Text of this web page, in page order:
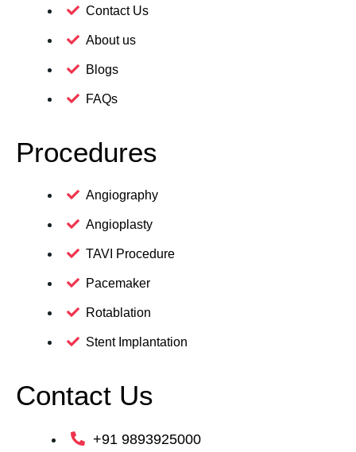
Contact Us
About us
Blogs
FAQs
Procedures
Angiography
Angioplasty
TAVI Procedure
Pacemaker
Rotablation
Stent Implantation
Contact Us
+91 9893925000